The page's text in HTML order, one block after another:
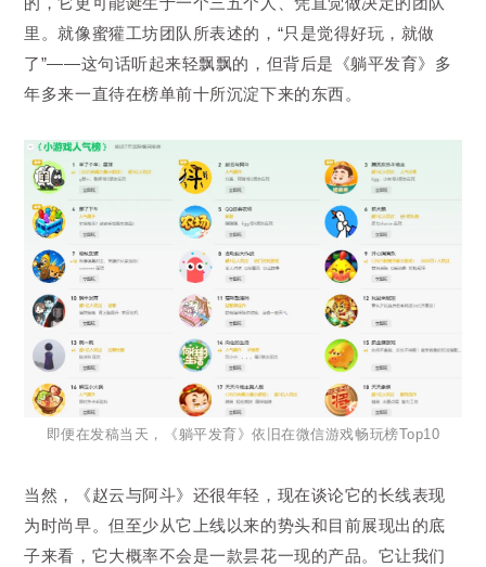
里。就像蜜獾工坊团队所表述的，“只是觉得好玩，就做
了”——这句话听起来轻飘飘的，但背后是《躺平发育》多
年多来一直待在榜单前十所沉淀下来的东西。
即便在发稿当天，《躺平发育》依旧在微信游戏畅玩榜Top10
当然，《赵云与阿斗》还很年轻，现在谈论它的长线表现
为时尚早。但至少从它上线以来的势头和目前展现出的底
子来看，它大概率不会是一款昙花一现的产品。它让我们